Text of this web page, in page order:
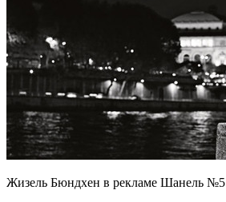
Жизель Бюндхен в рекламе Шанель №5